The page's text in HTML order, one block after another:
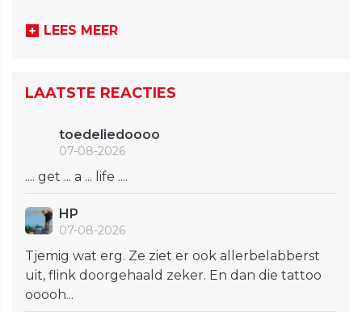
LEES MEER
LAATSTE REACTIES
toedeliedoooo
07-08-2026
.... get ... a ... life ....
HP
07-08-2026
Tjemig wat erg. Ze ziet er ook allerbelabberst
uit, flink doorgehaald zeker. En dan die tattoo
ooooh...